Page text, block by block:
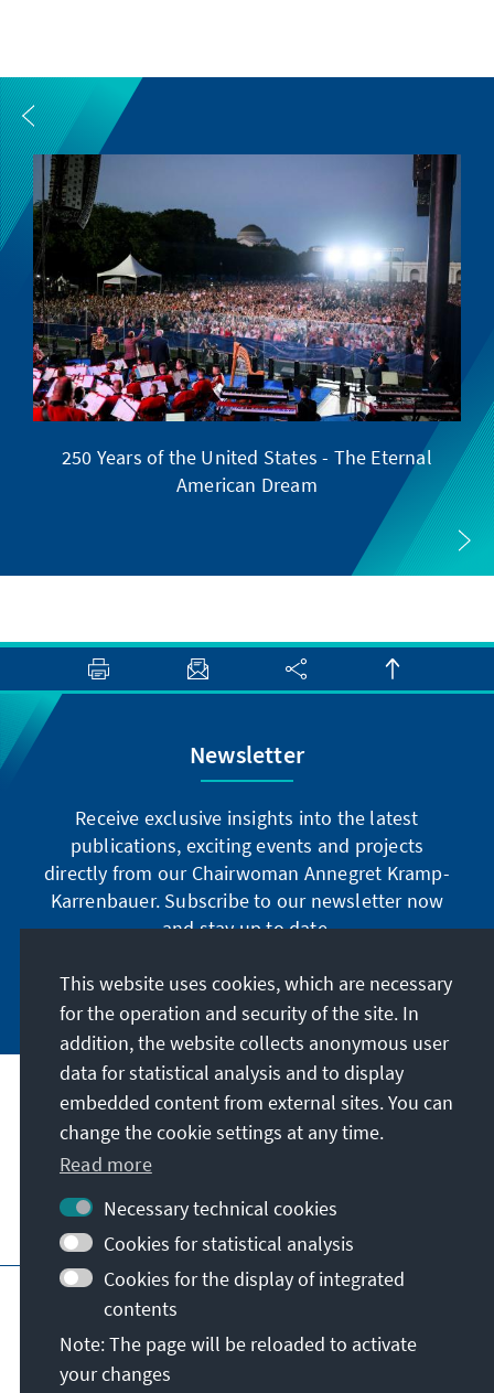
250 Years of the United States - The Eternal
American Dream
Newsletter
Receive exclusive insights into the latest
publications, exciting events and projects
directly from our Chairwoman Annegret Kramp-
Karrenbauer. Subscribe to our newsletter now
and stay up to date.
Subscribe now
Our mission
Contact
Further offers of the foundation
Imprint Data protection
Terms of use
Declaration on accessibility
Report an accessibility issue
Sitemap
© Konrad-Adenauer-Stiftung e.V. 2026
This website uses cookies, which are necessary
for the operation and security of the site. In
addition, the website collects anonymous user
data for statistical analysis and to display
embedded content from external sites. You can
change the cookie settings at any time.
Read more
Necessary technical cookies
Cookies for statistical analysis
Cookies for the display of integrated
contents
Note: The page will be reloaded to activate
your changes